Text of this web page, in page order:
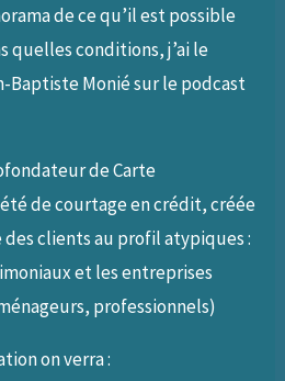
de ce qu’il est possible
quelles conditions, j’ai le
Baptiste Monié sur le podcast
de Carte
de courtage en crédit, créée
des clients au profil atypiques :
et les entreprises
professionnels)
on verra :